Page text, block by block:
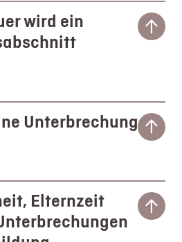
wird ein
Unterbrechung
Elternzeit